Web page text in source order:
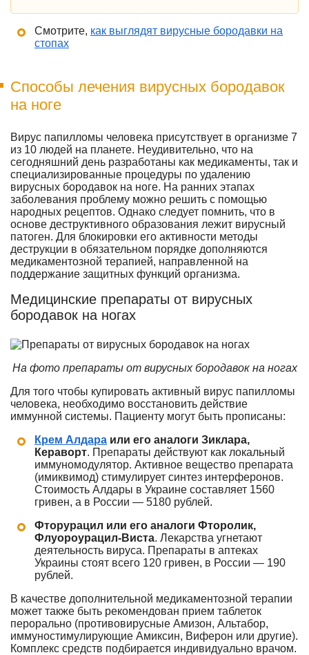
Смотрите, как выглядят вирусные бородавки на
стопах
Способы лечения вирусных бородавок
на ноге
Вирус папилломы человека присутствует в организме 7
из 10 людей на планете. Неудивительно, что на
сегодняшний день разработаны как медикаменты, так и
специализированные процедуры по удалению
вирусных бородавок на ноге. На ранних этапах
заболевания проблему можно решить с помощью
народных рецептов. Однако следует помнить, что в
основе деструктивного образования лежит вирусный
патоген. Для блокировки его активности методы
деструкции в обязательном порядке дополняются
медикаментозной терапией, направленной на
поддержание защитных функций организма.
Медицинские препараты от вирусных
бородавок на ногах
На фото препараты от вирусных бородавок на ногах
Для того чтобы купировать активный вирус папилломы
человека, необходимо восстановить действие
иммунной системы. Пациенту могут быть прописаны:
Крем Алдара или его аналоги Зиклара,
Кераворт. Препараты действуют как локальный
иммуномодулятор. Активное вещество препарата
(имиквимод) стимулирует синтез интерферонов.
Стоимость Алдары в Украине составляет 1560
гривен, а в России — 5180 рублей.
Фторурацил или его аналоги Фторолик,
Флуороурацил-Виста. Лекарства угнетают
деятельность вируса. Препараты в аптеках
Украины стоят всего 120 гривен, в России — 190
рублей.
В качестве дополнительной медикаментозной терапии
может также быть рекомендован прием таблеток
перорально (противовирусные Амизон, Альтабор,
иммуностимулирующие Амиксин, Виферон или другие).
Комплекс средств подбирается индивидуально врачом.